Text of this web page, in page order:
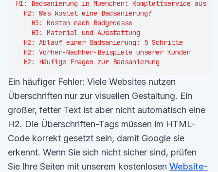
H1: Badsanierung in Muenchen: Komplettservice aus
  H2: Was kostet eine Badsanierung?
    H3: Kosten nach Badgroesse
    H3: Material und Ausstattung
  H2: Ablauf einer Badsanierung: 5 Schritte
  H2: Vorher-Nachher-Beispiele unserer Kunden
Ein häufiger Fehler: Viele Websites nutzen
Überschriften nur zur visuellen Gestaltung. Ein
großer, fetter Text ist aber nicht automatisch eine
H2. Die Überschriften-Tags müssen im HTML-
Code korrekt gesetzt sein, damit Google sie
erkennt. Wenn Sie sich nicht sicher sind, prüfen
Sie Ihre Seiten mit unserem kostenlosen Website-